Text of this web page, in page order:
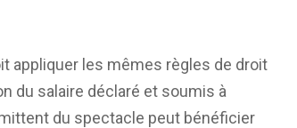
appliquer les mêmes règles de droit
du salaire déclaré et soumis à
du spectacle peut bénéficier